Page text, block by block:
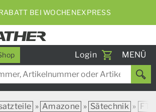
ERNTEBIER 2026
Login
Toggle
MENÜ
» Amazone » Sätechnik »